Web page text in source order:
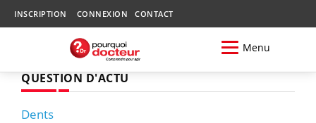
INSCRIPTION CONNEXION CONTACT
Menu
QUESTION D'ACTU
Dents